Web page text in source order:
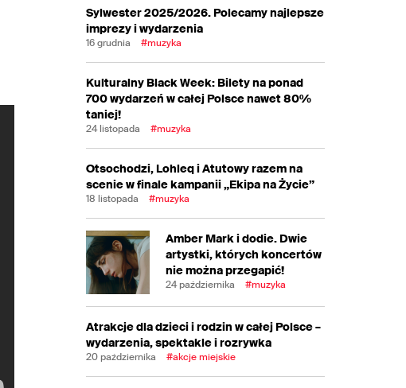
Sylwester 2025/2026. Polecamy najlepsze
imprezy i wydarzenia
16 grudnia #muzyka
Kulturalny Black Week: Bilety na ponad
700 wydarzeń w całej Polsce nawet 80%
taniej!
24 listopada #muzyka
Otsochodzi, Lohleq i Atutowy razem na
scenie w finale kampanii „Ekipa na Życie”
18 listopada #muzyka
Amber Mark i dodie. Dwie
artystki, których koncertów
nie można przegapić!
24 października #muzyka
Atrakcje dla dzieci i rodzin w całej Polsce –
wydarzenia, spektakle i rozrywka
20 października #akcje miejskie